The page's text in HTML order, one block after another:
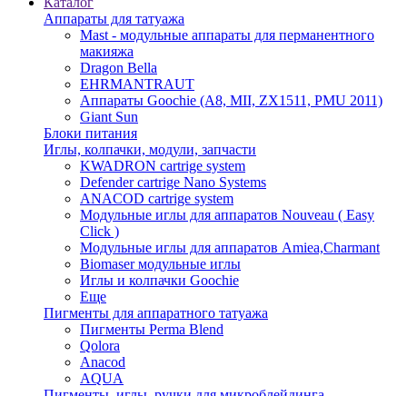
Аппараты для татуажа
Mast - модульные аппараты для перманентного
макияжа
Dragon Bella
EHRMANTRAUT
Аппараты Goochie (A8, MII, ZX1511, PMU 2011)
Giant Sun
Блоки питания
Иглы, колпачки, модули, запчасти
KWADRON cartrige system
Defender cartrige Nano Systems
ANACOD cartrige system
Модульные иглы для аппаратов Nouveau ( Easy
Click )
Модульные иглы для аппаратов Amiea,Charmant
Biomaser модульные иглы
Иглы и колпачки Goochie
Еще
Пигменты для аппаратного татуажа
Пигменты Perma Blend
Qolora
Anacod
AQUA